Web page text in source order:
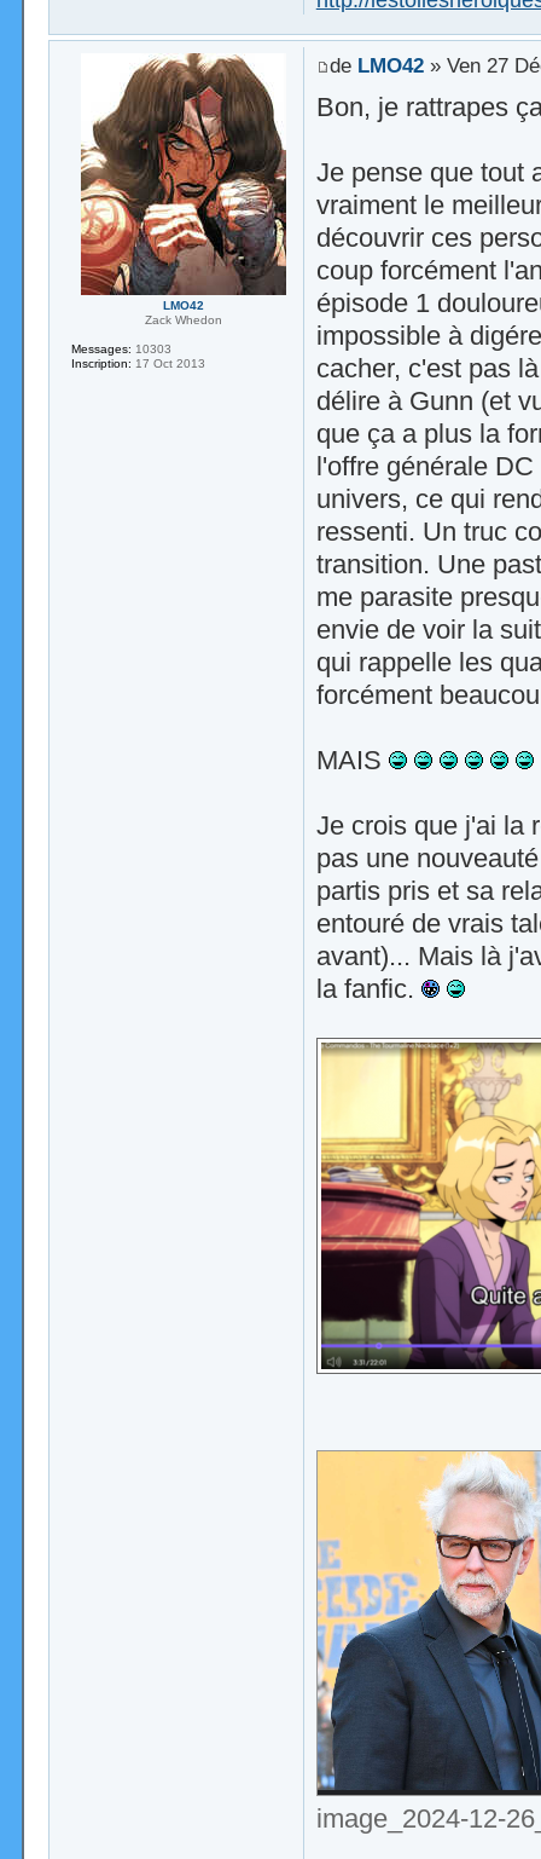
de LMO42» Ven 27
Bon, je rattrapes
Je pense que tout
vraiment le
découvrir ces
coup forcément
épisode 1
impossible à
cacher, c'est pas
délire à Gunn (et
que ça a plus la
l'offre générale
univers, ce qui
ressenti. Un truc
transition. Une
me parasite
envie de voir la
qui rappelle les
forcément
MAIS
Je crois que j'ai la
pas une
partis pris et sa
entouré de vrais
avant)... Mais là
la fanfic.
image_2024-12-
LMO42
Zack Whedon
Messages: 10303
Inscription: 17 Oct 2013